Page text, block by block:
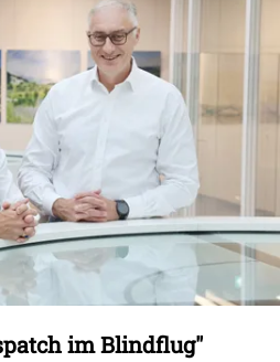
im Blindflug"